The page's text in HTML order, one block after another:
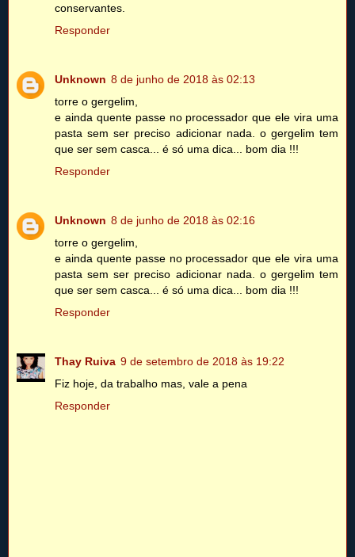
conservantes.
Responder
Unknown 8 de junho de 2018 às 02:13
torre o gergelim,
e ainda quente passe no processador que ele vira uma
pasta sem ser preciso adicionar nada. o gergelim tem
que ser sem casca... é só uma dica... bom dia !!!
Responder
Unknown 8 de junho de 2018 às 02:16
torre o gergelim,
e ainda quente passe no processador que ele vira uma
pasta sem ser preciso adicionar nada. o gergelim tem
que ser sem casca... é só uma dica... bom dia !!!
Responder
Thay Ruiva 9 de setembro de 2018 às 19:22
Fiz hoje, da trabalho mas, vale a pena
Responder